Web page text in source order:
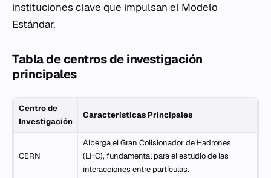
instituciones clave que impulsan el Modelo
Estándar.
Tabla de centros de investigación
principales
Centro de
Investigación
Características Principales
CERN
Alberga el Gran Colisionador de Hadrones
(LHC), fundamental para el estudio de las
interacciones entre partículas.